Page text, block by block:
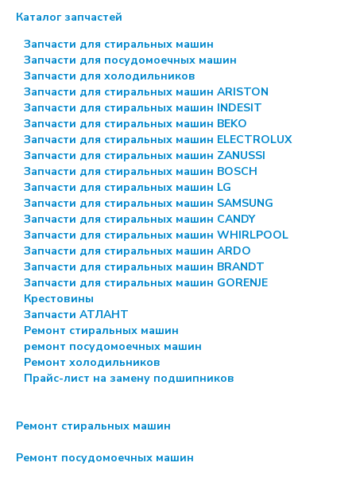
Каталог запчастей
Запчасти для стиральных машин
Запчасти для посудомоечных машин
Запчасти для холодильников
Запчасти для стиральных машин ARISTON
Запчасти для стиральных машин INDESIT
Запчасти для стиральных машин BEKO
Запчасти для стиральных машин ELECTROLUX
Запчасти для стиральных машин ZANUSSI
Запчасти для стиральных машин BOSCH
Запчасти для стиральных машин LG
Запчасти для стиральных машин SAMSUNG
Запчасти для стиральных машин CANDY
Запчасти для стиральных машин WHIRLPOOL
Запчасти для стиральных машин ARDO
Запчасти для стиральных машин BRANDT
Запчасти для стиральных машин GORENJE
Крестовины
Запчасти АТЛАНТ
Ремонт стиральных машин
ремонт посудомоечных машин
Ремонт холодильников
Прайс-лист на замену подшипников
Ремонт стиральных машин
Ремонт посудомоечных машин